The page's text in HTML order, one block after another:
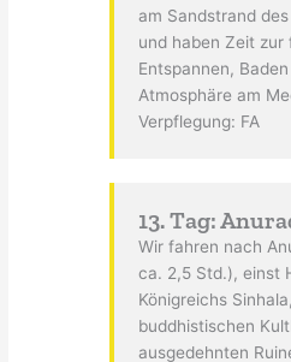
am Sandstrand
und haben Zeit zur
Entspannen,
Atmosphäre am
Verpflegung: FA
13. Tag:
Wir fahren nach
ca. 2,5 Std.), einst
Königreichs
buddhistischen
ausgedehnten